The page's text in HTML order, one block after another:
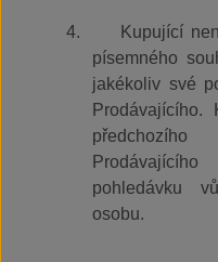
4.
Kupující
písemného
jakékoliv své
pohledávku
osobu.